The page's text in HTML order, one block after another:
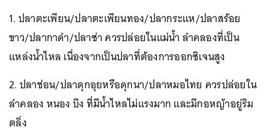
1. ปลาตะเพียน/ปลาตะเพียนทอง/ปลากระแห/ปลาสร้อย
ขาว/ปลากาดำ/ปลาซ่า ควรปล่อยในแม่น้ำ ลำคลองที่เป็น
แหล่งน้ำไหล เนื่องจากเป็นปลาที่ต้องการออกซิเจนสูง
2. ปลาช่อน/ปลาดุกอุยหรือดุกนา/ปลาหมอไทย ควรปล่อยใน
ลำคลอง หนอง บึง ที่มีน้ำไหลไม่แรงมาก และมีกอหญ้าอยู่ริม
ตลิ่ง